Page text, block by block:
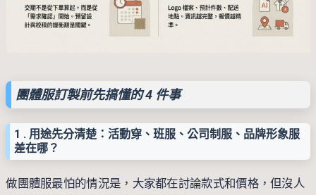
團體服訂製前先搞懂的 4 件事
1 . 用途先分清楚：活動穿、班服、公司制服、品牌形象服
差在哪？
做團體服最怕的情況是，大家都在討論款式和價格，但沒人